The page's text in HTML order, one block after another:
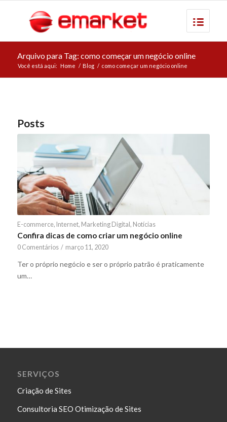
Arquivo para Tag: como começar um negócio online
Você está aqui: Home / Blog / como começar um negócio online
Posts
E-commerce, Internet, Marketing Digital , Notícias
Confira dicas de como criar um negócio online
0 Comentários / março 11, 2020
Ter o próprio negócio e ser o próprio patrão é praticamente
um…
SERVIÇOS
Criação de Sites
Consultoria SEO Otimização de Sites